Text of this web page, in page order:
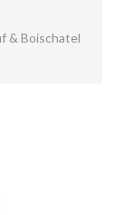
& Boischatel